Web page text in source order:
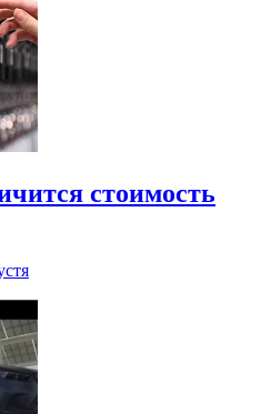
стоимость